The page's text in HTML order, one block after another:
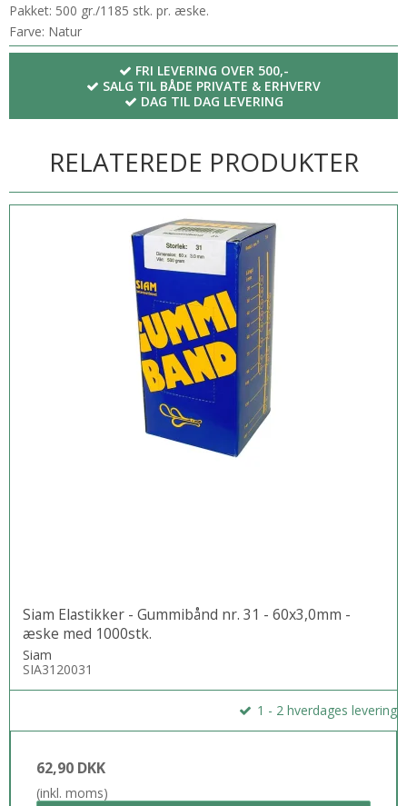
Pakket: 500 gr./1185 stk. pr. æske.
Farve: Natur
FRI LEVERING OVER 500,-
SALG TIL BÅDE PRIVATE & ERHVERV
DAG TIL DAG LEVERING
RELATEREDE PRODUKTER
Siam Elastikker - Gummibånd nr. 31 - 60x3,0mm -
æske med 1000stk.
Siam
SIA3120031
1 - 2 hverdages levering
62,90 DKK
(inkl. moms)